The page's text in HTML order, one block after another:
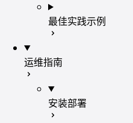
最佳实践示例
运维指南
安装部署